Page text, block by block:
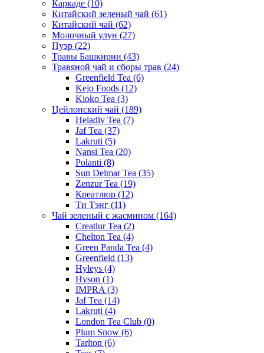
Каркаде (10)
Китайский зеленый чай (61)
Китайский чай (62)
Молочный улун (27)
Пуэр (22)
Травы Башкирии (43)
Травяной чай и сборы трав (24)
Greenfield Tea (6)
Kejo Foods (12)
Kioko Tea (3)
Цейлонский чай (189)
Heladiv Tea (7)
Jaf Tea (37)
Lakruti (5)
Nansi Tea (20)
Polanti (8)
Sun Delmar Tea (35)
Zenzur Tea (19)
Креатлюр (12)
Ти Тэнг (11)
Чай зеленый с жасмином (164)
Creatlur Tea (2)
Chelton Tea (4)
Green Panda Tea (4)
Greenfield (13)
Hyleys (4)
Hyson (1)
IMPRA (3)
Jaf Tea (14)
Lakruti (4)
London Tea Club (0)
Plum Snow (6)
Tarlton (6)